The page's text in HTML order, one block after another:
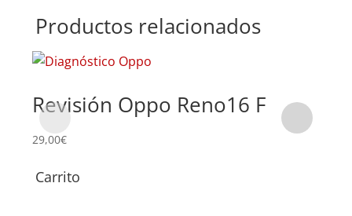
Productos relacionados
Revisión Oppo Reno16 F
29,00€
Carrito